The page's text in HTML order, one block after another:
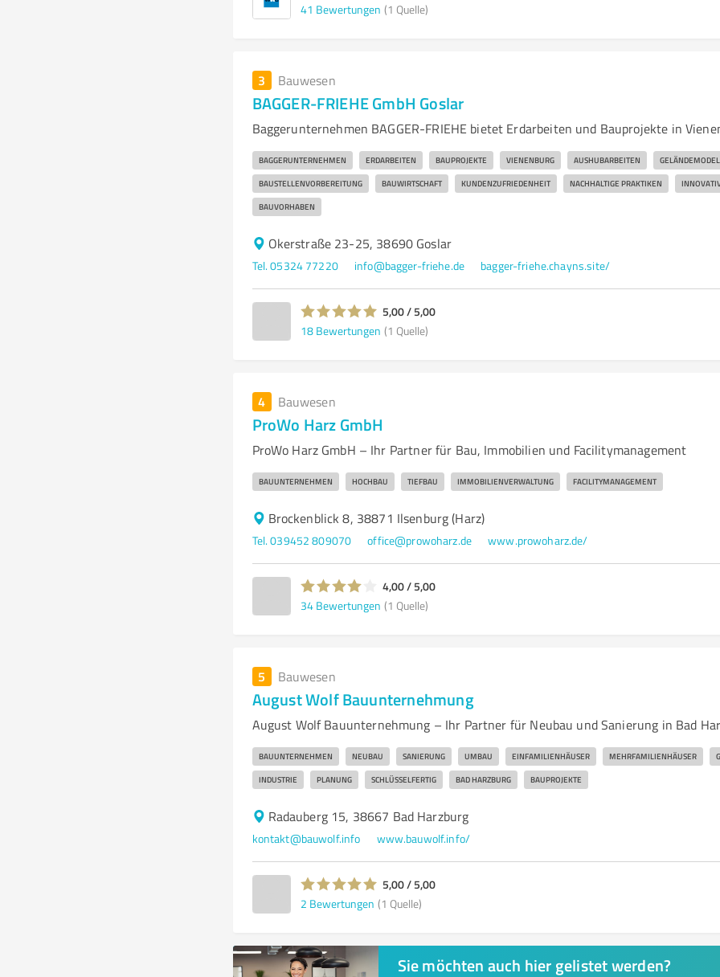
41 Bewertungen (1 Quelle)
3 Bauwesen
BAGGER-FRIEHE GmbH Goslar
Baggerunternehmen BAGGER-FRIEHE bietet Erdarbeiten und Bauprojekte in
BAGGERUNTERNEHMEN ERDARBEITEN BAUPROJEKTE VIENENBURG AUSHUBARBEITEN
BAUSTELLENVORBEREITUNG BAUWIRTSCHAFT KUNDENZUFRIEDENHEIT NACHHALTIGE PRAKTIKEN
BAUVORHABEN
Okerstraße 23-25, 38690 Goslar
Tel. 05324 77220 info@bagger-friehe.de bagger-friehe.chayns.site/
5,00 / 5,00
18 Bewertungen (1 Quelle)
4 Bauwesen
ProWo Harz GmbH
ProWo Harz GmbH – Ihr Partner für Bau, Immobilien und Facilitymanagement
BAUUNTERNEHMEN HOCHBAU TIEFBAU IMMOBILIENVERWALTUNG FACILITYMANAGEMENT
Brockenblick 8, 38871 Ilsenburg (Harz)
Tel. 039452 809070 office@prowoharz.de www.prowoharz.de/
4,00 / 5,00
34 Bewertungen (1 Quelle)
5 Bauwesen
August Wolf Bauunternehmung
August Wolf Bauunternehmung – Ihr Partner für Neubau und Sanierung in Bad
BAUUNTERNEHMEN NEUBAU SANIERUNG UMBAU EINFAMILIENHÄUSER MEHRFAMILIENHÄUSER
INDUSTRIE PLANUNG SCHLÜSSELFERTIG BAD HARZBURG BAUPROJEKTE
Radauberg 15, 38667 Bad Harzburg
kontakt@bauwolf.info www.bauwolf.info/
5,00 / 5,00
2 Bewertungen (1 Quelle)
Sie möchten auch hier gelistet werden?